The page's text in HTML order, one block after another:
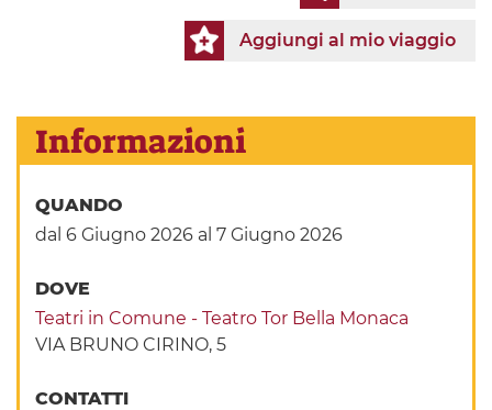
Aggiungi al mio viaggio
Informazioni
QUANDO
dal 6 Giugno 2026 al 7 Giugno 2026
DOVE
Teatri in Comune - Teatro Tor Bella Monaca
VIA BRUNO CIRINO, 5
CONTATTI